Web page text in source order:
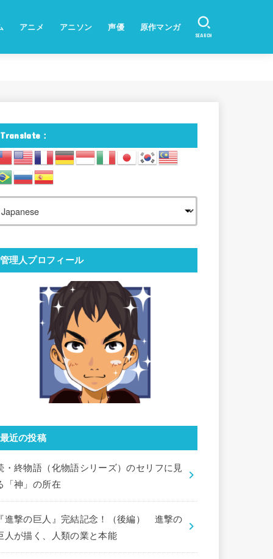
アニメ アニソン 声優 原作マンガ
SEARCH
Translate：
管理人プロフィール
最近の投稿
・終物語（化物語シリーズ）のセリフに見
「神」の所在
進撃の巨人』完結記念！（後編） 進撃の
人が描く、人類の業と本能